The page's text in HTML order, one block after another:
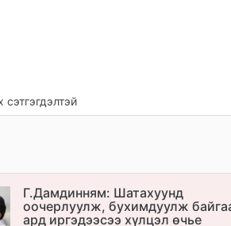
Г.Дамдинням: Шатахуунд
оочерлуулж, бухимдуулж
ард иргэдээсээ хүлцэл өчье